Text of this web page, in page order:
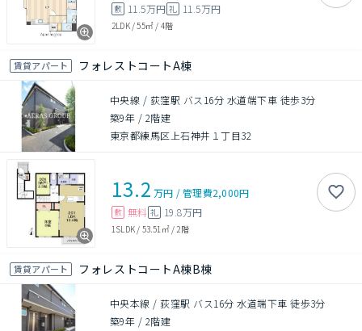
敷 11.5万円 礼 11.5万円
2LDK/55㎡ / 4階
賃貸アパート フォレストコートA棟
中央線 / 荻窪駅 バス16分 水道端下車 徒歩3分
築9年 / 2階建
東京都練馬区上石神井１丁目32
13.2 万円 /管理費2,000円
敷 無料 礼 19.8万円
1SLDK / 53.51㎡/ 2階
賃貸アパート フォレストコートA棟B棟
中央本線 / 荻窪駅 バス16分 水道端下車 徒歩3分
築9年 / 2階建